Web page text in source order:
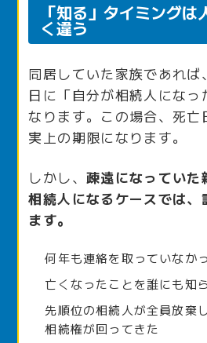
「知る」タイミングは
く違う
同居していた家族であれば
日に「自分が相続人になっ
なります。この場合、死
実上の期限になります。
しかし、 疎遠になっていた
相続人になるケースでは、
ます。
何年も連絡を取っていなか
亡くなったことを誰にも知
先順位の相続人が全員放棄
相続権が回ってきた